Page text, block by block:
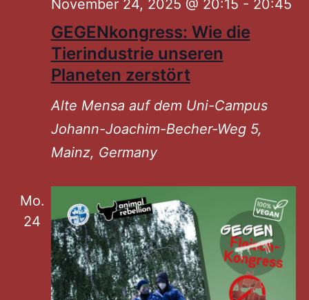
GEGENkongress: Wie die
Tierindustrie unseren
Planeten zerstört
November 24, 2025 @ 20:15 - 20:45
Alte Mensa auf dem Uni-Campus
Johann-Joachim-Becher-Weg 5,
Mainz, Germany
Mo.
24